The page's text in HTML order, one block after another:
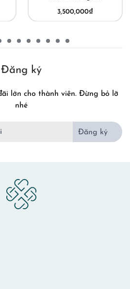
₫
Đăng ký
lớn cho thành viên. Đừng bỏ lỡ
nhé
Đăng ký